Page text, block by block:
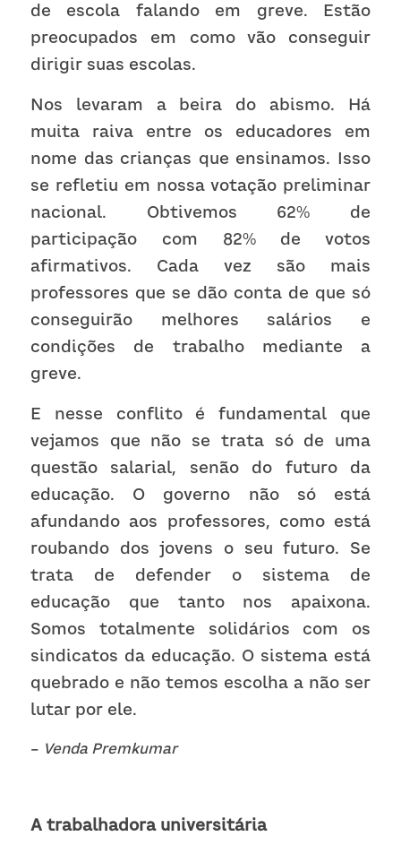
de escola falando em greve. Estão
preocupados em como vão conseguir
dirigir suas escolas.
Nos levaram a beira do abismo. Há
muita raiva entre os educadores em
nome das crianças que ensinamos. Isso
se refletiu em nossa votação preliminar
nacional. Obtivemos 62% de
participação com 82% de votos
afirmativos. Cada vez são mais
professores que se dão conta de que só
conseguirão melhores salários e
condições de trabalho mediante a
greve.
E nesse conflito é fundamental que
vejamos que não se trata só de uma
questão salarial, senão do futuro da
educação. O governo não só está
afundando aos professores, como está
roubando dos jovens o seu futuro. Se
trata de defender o sistema de
educação que tanto nos apaixona.
Somos totalmente solidários com os
sindicatos da educação. O sistema está
quebrado e não temos escolha a não ser
lutar por ele.
– Venda Premkumar
A trabalhadora universitária